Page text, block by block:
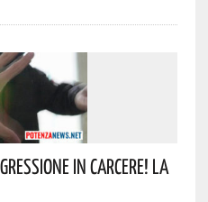
In Carcere! La